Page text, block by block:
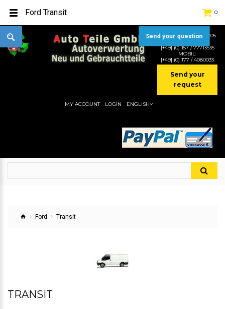
TEL:[+49] (0) 2232-5205
MOBIL:
[+49] (0) 157 / 77713535
MOBIL:
[+49] (0) 177 / 4080033
Send your
request
0
MY ACCOUNT LOGIN ENGLISH
Ford Transit
TRANSIT
Ford Transit
Send your question